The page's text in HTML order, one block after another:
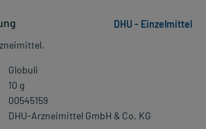
DHU - Einzelmittel
Globuli
10 g
00545159
DHU-Arzneimittel GmbH & Co. KG